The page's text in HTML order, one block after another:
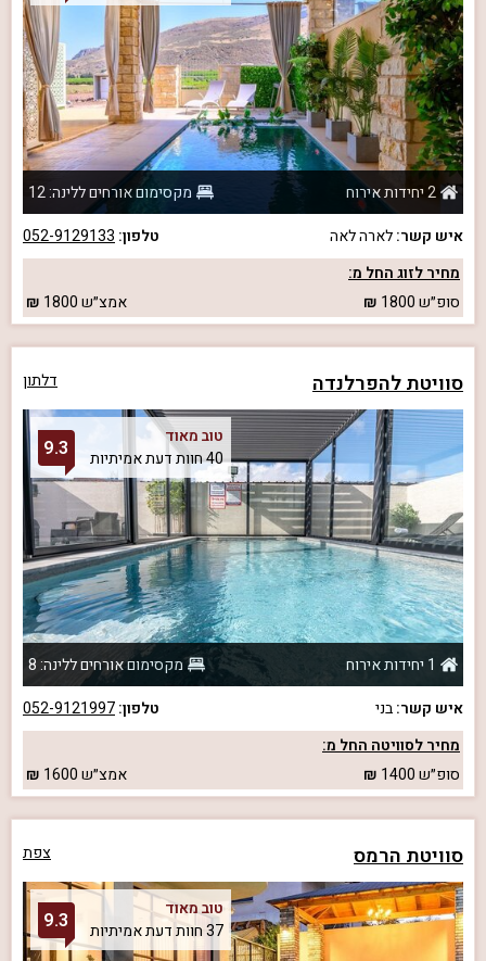
2 יחידות אירוח
מקסימום אורחים ללינה: 12
איש קשר:לארה לאה טלפון: 052-9129133
מחיר לזוג החל מ:
סופ״ש1800 אמצ״ש1800
סוויטת להפרלנדה דלתון
טוב מאוד
40 חוות דעת אמיתיות
9.3
1 יחידות אירוח
מקסימום אורחים ללינה: 8
איש קשר:בני טלפון:052-9121997
מחיר לסוויטה החל מ:
סופ״ש1400 אמצ״ש1600
סוויטת הרמס צפת
טוב מאוד
37 חוות דעת אמיתיות
9.3